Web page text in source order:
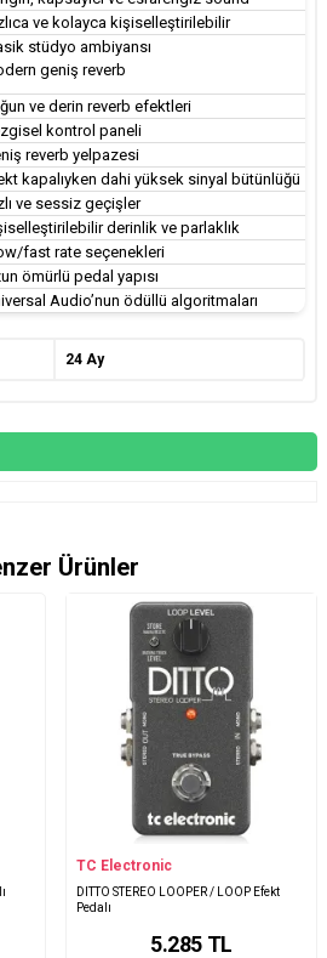
ve kolayca kişiselleştirilebilir
stüdyo ambiyansı
geniş reverb
ve derin reverb efektleri
kontrol paneli
reverb yelpazesi
kapalıyken dahi yüksek sinyal bütünlüğü
ve sessiz geçişler
derinlik ve parlaklık
fast rate seçenekleri
ömürlü pedal yapısı
Audio’nun ödüllü algoritmaları
24 Ay
Ürünler
TC Electronic
DITTO STEREO LOOPER / LOOP Efekt
Pedalı
5.285 TL